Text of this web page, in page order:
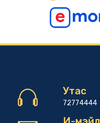
Утас
72774444